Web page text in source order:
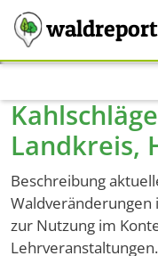
waldreport
Landkreis,
Beschreibung
Waldveränderungen
zur Nutzung im